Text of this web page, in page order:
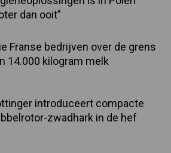
dan ooit”
Franse bedrijven over de grens
14.000 kilogram melk
introduceert compacte
zwadhark in de hef